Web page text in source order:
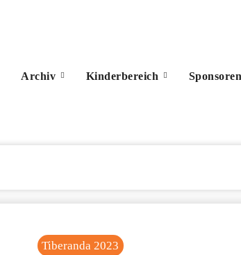
Archiv Kinderbereich
Tiberanda 2023